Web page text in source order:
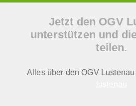
Jetzt den OGV
unterstützen und
teilen.
Alles über den OGV Lustenau